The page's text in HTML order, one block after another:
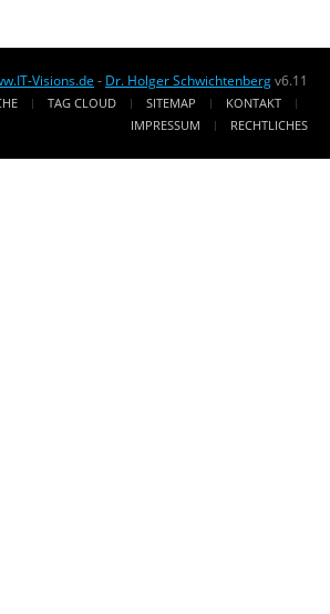
Visions.de - Dr. Holger Schwichtenbergv6.11
TAG CLOUD SITEMAP
KONTAKT
IMPRESSUM
RECHTLICHES